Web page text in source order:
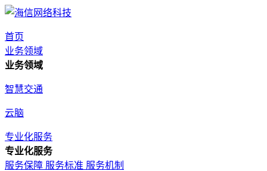
首页
业务领域
业务领域
智慧交通
云脑
专业化服务
专业化服务
服务保障 服务标准 服务机制